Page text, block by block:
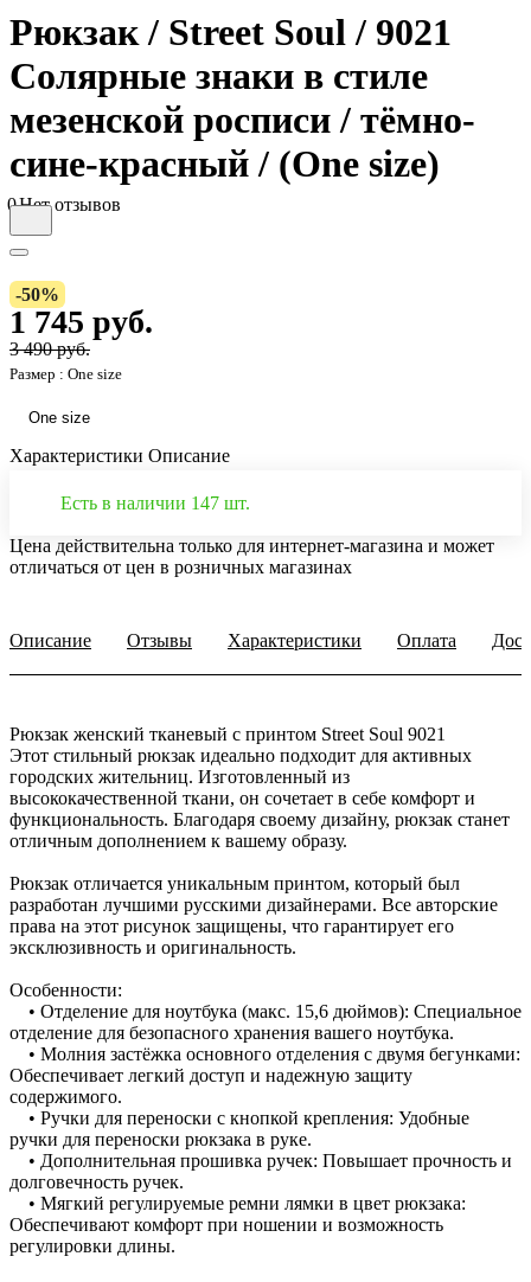
Рюкзак / Street Soul / 9021
Солярные знаки в стиле
мезенской росписи / тёмно-
сине-красный / (One size)
0Нет отзывов
-50%
1 745 руб.
3 490 руб.
Размер : One size
One size
Характеристики Описание
Есть в наличии 147 шт.
Цена действительна только для интернет-магазина и может
отличаться от цен в розничных магазинах
Описание Отзывы Характеристики Оплата
Рюкзак женский тканевый с принтом Street Soul 9021
Этот стильный рюкзак идеально подходит для активных
городских жительниц. Изготовленный из
высококачественной ткани, он сочетает в себе комфорт и
функциональность. Благодаря своему дизайну, рюкзак станет
отличным дополнением к вашему образу.
Рюкзак отличается уникальным принтом, который был
разработан лучшими русскими дизайнерами. Все авторские
права на этот рисунок защищены, что гарантирует его
эксклюзивность и оригинальность.
Особенности:
• Отделение для ноутбука (макс. 15,6 дюймов): Специальное
отделение для безопасного хранения вашего ноутбука.
• Молния застёжка основного отделения с двумя бегунками:
Обеспечивает легкий доступ и надежную защиту
содержимого.
• Ручки для переноски с кнопкой крепления: Удобные
ручки для переноски рюкзака в руке.
• Дополнительная прошивка ручек: Повышает прочность и
долговечность ручек.
• Мягкий регулируемые ремни лямки в цвет рюкзака:
Обеспечивают комфорт при ношении и возможность
регулировки длины.